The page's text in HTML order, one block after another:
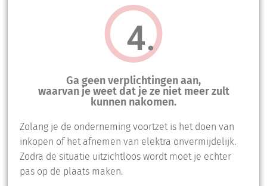
4.
Ga geen verplichtingen aan,
waarvan je weet dat je ze niet meer zult
kunnen nakomen.
Zolang je de onderneming voortzet is het doen van
inkopen of het afnemen van elektra onvermijdelijk.
Zodra de situatie uitzichtloos wordt moet je echter
pas op de plaats maken.